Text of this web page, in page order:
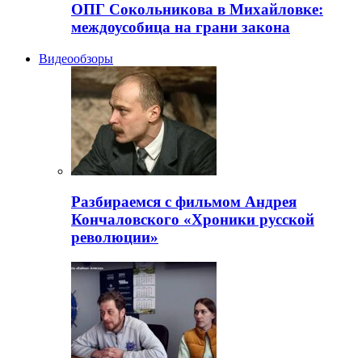
ОПГ Сокольникова в Михайловке:
междоусобица на грани закона
Видеообзоры
Разбираемся с фильмом Андрея
Кончаловского «Хроники русской
революции»